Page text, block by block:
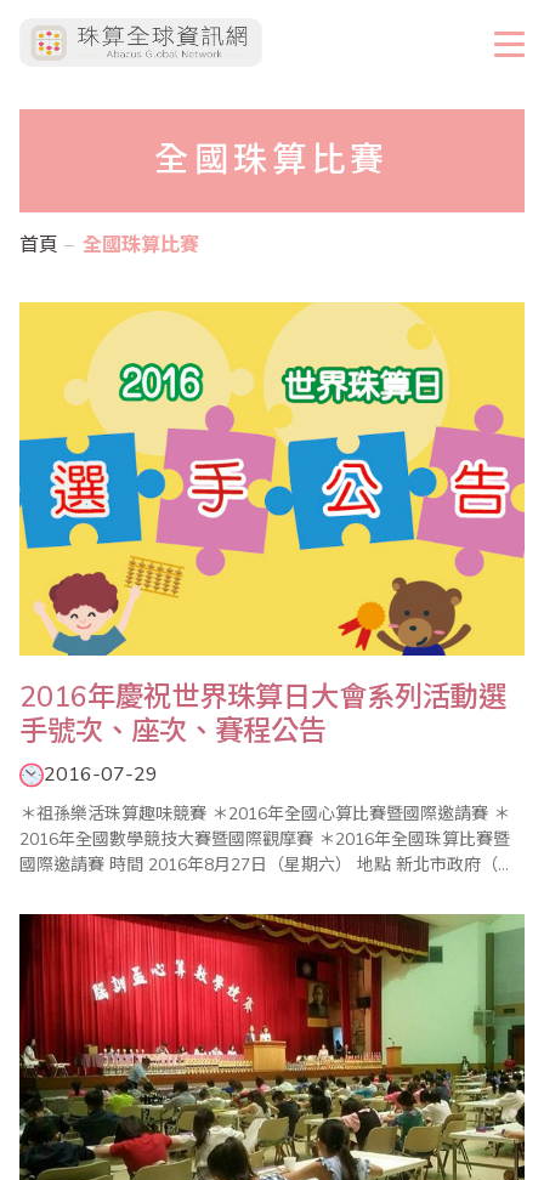
全國珠算比賽
首頁 全國珠算比賽
2016年慶祝世界珠算日大會系列活動選
手號次、座次、賽程公告
2016-07-29
＊祖孫樂活珠算趣味競賽 ＊2016年全國心算比賽暨國際邀請賽 ＊
2016年全國數學競技大賽暨國際觀摩賽 ＊2016年全國珠算比賽暨
國際邀請賽 時間 2016年8月27日（星期六） 地點 新北市政府（新
禮堂 ..